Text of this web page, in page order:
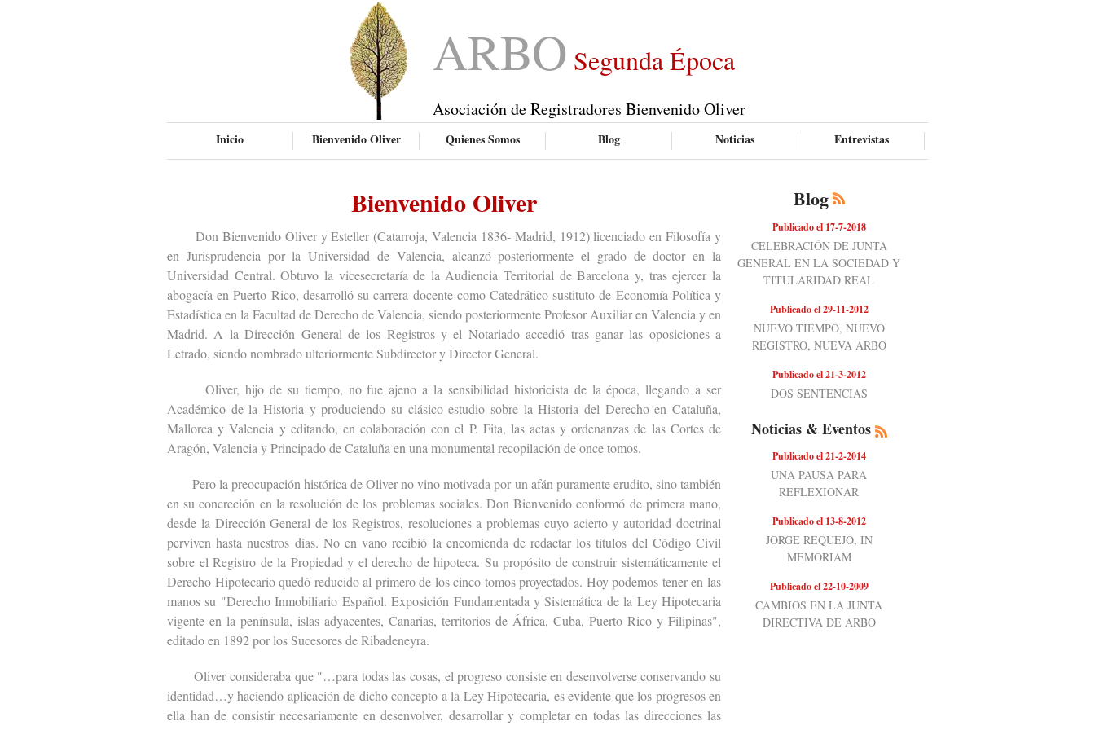
ARBO Segunda Época
Asociación de Registradores Bienvenido Oliver
Inicio Bienvenido Oliver Quienes Somos Blog Noticias Entrevistas
Bienvenido Oliver
Don Bienvenido Oliver y Esteller (Catarroja, Valencia 1836- Madrid, 1912) licenciado en Filosofía y
en Jurisprudencia por la Universidad de Valencia, alcanzó posteriormente el grado de doctor en la
Universidad Central. Obtuvo la vicesecretaría de la Audiencia Territorial de Barcelona y, tras ejercer la
abogacía en Puerto Rico, desarrolló su carrera docente como Catedrático sustituto de Economía Política y
Estadística en la Facultad de Derecho de Valencia, siendo posteriormente Profesor Auxiliar en Valencia y en
Madrid. A la Dirección General de los Registros y el Notariado accedió tras ganar las oposiciones a
Letrado, siendo nombrado ulteriormente Subdirector y Director General.
Oliver, hijo de su tiempo, no fue ajeno a la sensibilidad historicista de la época, llegando a ser
Académico de la Historia y produciendo su clásico estudio sobre la Historia del Derecho en Cataluña,
Mallorca y Valencia y editando, en colaboración con el P. Fita, las actas y ordenanzas de las Cortes de
Aragón, Valencia y Principado de Cataluña en una monumental recopilación de once tomos.
Pero la preocupación histórica de Oliver no vino motivada por un afán puramente erudito, sino también
en su concreción en la resolución de los problemas sociales. Don Bienvenido conformó de primera mano,
desde la Dirección General de los Registros, resoluciones a problemas cuyo acierto y autoridad doctrinal
perviven hasta nuestros días. No en vano recibió la encomienda de redactar los títulos del Código Civil
sobre el Registro de la Propiedad y el derecho de hipoteca. Su propósito de construir sistemáticamente el
Derecho Hipotecario quedó reducido al primero de los cinco tomos proyectados. Hoy podemos tener en las
manos su "Derecho Inmobiliario Español. Exposición Fundamentada y Sistemática de la Ley Hipotecaria
vigente en la península, islas adyacentes, Canarias, territorios de África, Cuba, Puerto Rico y Filipinas",
editado en 1892 por los Sucesores de Ribadeneyra.
Oliver consideraba que "…para todas las cosas, el progreso consiste en desenvolverse conservando su
identidad…y haciendo aplicación de dicho concepto a la Ley Hipotecaria, es evidente que los progresos en
ella han de consistir necesariamente en desenvolver, desarrollar y completar en todas las direcciones las
Blog
Publicado el 17-7-2018
CELEBRACIÓN DE JUNTA
GENERAL EN LA SOCIEDAD Y
TITULARIDAD REAL
Publicado el 29-11-2012
NUEVO TIEMPO, NUEVO
REGISTRO, NUEVA ARBO
Publicado el 21-3-2012
DOS SENTENCIAS
Noticias & Eventos
Publicado el 21-2-2014
UNA PAUSA PARA
REFLEXIONAR
Publicado el 13-8-2012
JORGE REQUEJO, IN
MEMORIAM
Publicado el 22-10-2009
CAMBIOS EN LA JUNTA
DIRECTIVA DE ARBO